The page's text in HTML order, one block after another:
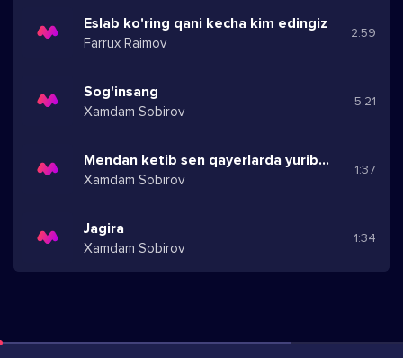
Eslab ko'ring qani kecha kim edingiz
Farrux Raimov
2:59
Sog'insang
Xamdam Sobirov
5:21
Mendan ketib sen qayerlarda yuribsan daydib
Xamdam Sobirov
1:37
Jagira
Xamdam Sobirov
1:34